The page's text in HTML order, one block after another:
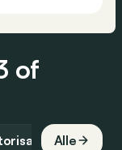
of
Alle